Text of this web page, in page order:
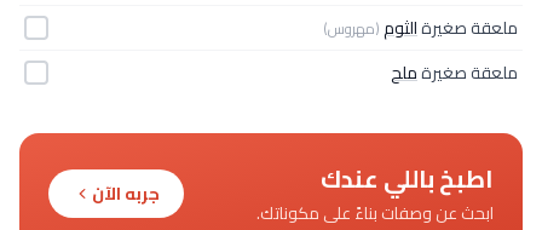
ملعقة صغيرةالثوم(مهروس)
ملعقة صغيرةملح
اطبخ باللي عندك
ابحث عن وصفات بناءً على مكوناتك.
جربه الآن